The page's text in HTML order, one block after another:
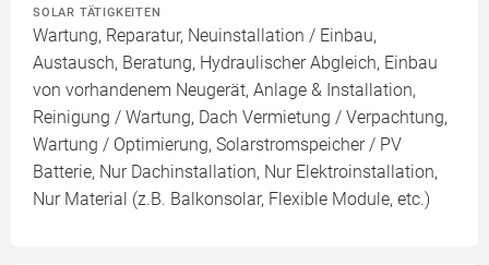
SOLAR TÄTIGKEITEN
Wartung, Reparatur, Neuinstallation / Einbau,
Austausch, Beratung, Hydraulischer Abgleich, Einbau
von vorhandenem Neugerät, Anlage & Installation,
Reinigung / Wartung, Dach Vermietung / Verpachtung,
Wartung / Optimierung, Solarstromspeicher / PV
Batterie, Nur Dachinstallation, Nur Elektroinstallation,
Nur Material (z.B. Balkonsolar, Flexible Module, etc.)